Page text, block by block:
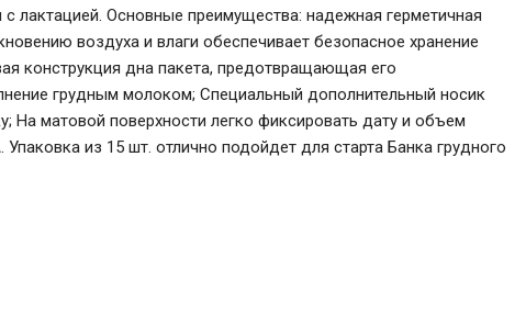
лактацией. Основные преимущества: надежная герметичная
воздуха и влаги обеспечивает безопасное хранение
конструкция дна пакета, предотвращающая его
грудным молоком; Специальный дополнительный носик
На матовой поверхности легко фиксировать дату и объем
из 15 шт. отлично подойдет для старта Банка грудного